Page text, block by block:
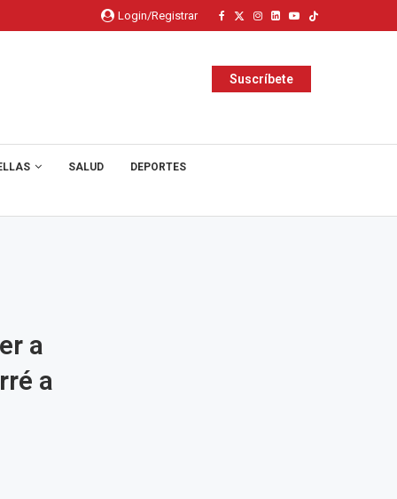
Login/Registrar
Suscríbete
SALUD DEPORTES
a
a